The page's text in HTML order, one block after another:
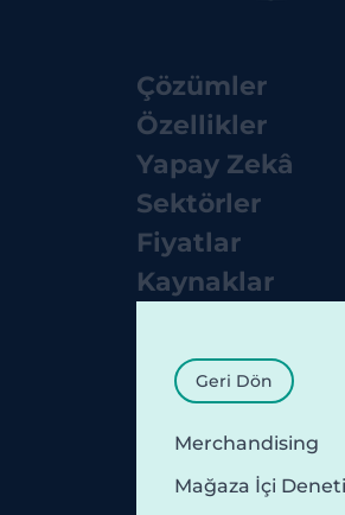
Çözümler
Özellikler
Yapay Zekâ
Sektörler
Fiyatlar
Kaynaklar
Geri Dön
Merchandising
Mağaza İçi